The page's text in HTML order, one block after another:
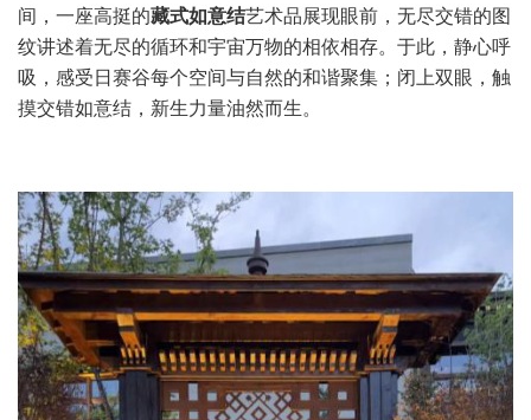
间，一座高挺的藏式如意结艺术品展现眼前，无尽交错的图
纹讲述着无尽的循环和宇宙万物的相依相存。于此，静心呼
吸，感受日赛谷每个空间与自然的和谐聚集；闭上双眼，触
摸交错如意结，新生力量油然而生。